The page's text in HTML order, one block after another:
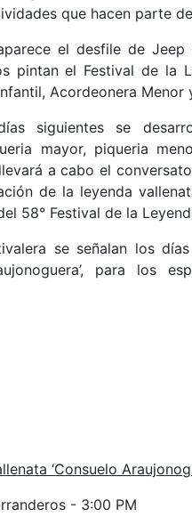
que hacen parte
el desfile de
pintan el Festival de
Acordeonera
siguientes se
mayor, piqueria
a cabo el
de la leyenda
58° Festival de la
se señalan los
para los
‘Consuelo
- 3:00 PM